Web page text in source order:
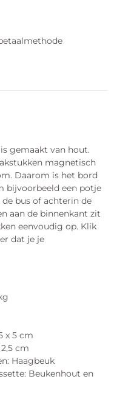
gemaakt van hout.
magnetisch
Daarom is het bord
bijvoorbeeld een potje
bus of achterin de
aan de binnenkant zit
eenvoudig op. Klik
dat je je
x 5 cm
cm
Haagbeuk
Beukenhout en